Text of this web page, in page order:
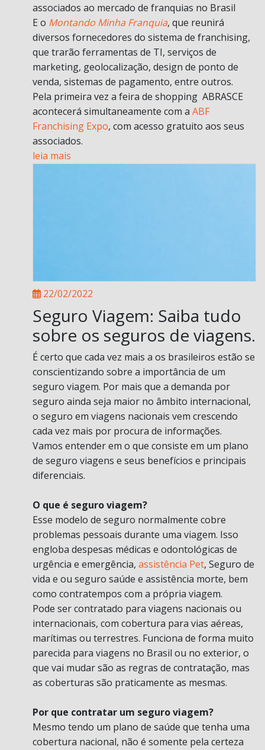
associados ao mercado de franquias no Brasil
E o Montando Minha Franquia, que reunirá
diversos fornecedores do sistema de franchising,
que trarão ferramentas de TI, serviços de
marketing, geolocalização, design de ponto de
venda, sistemas de pagamento, entre outros.
Pela primeira vez a feira de shopping ABRASCE
acontecerá simultaneamente com a ABF
Franchising Expo, com acesso gratuito aos seus
associados.
leia mais
22/02/2022
Seguro Viagem: Saiba tudo
sobre os seguros de viagens.
É certo que cada vez mais a os brasileiros estão se
conscientizando sobre a importância de um
seguro viagem. Por mais que a demanda por
seguro ainda seja maior no âmbito internacional,
o seguro em viagens nacionais vem crescendo
cada vez mais por procura de informações.
Vamos entender em o que consiste em um plano
de seguro viagens e seus benefícios e principais
diferenciais.
O que é seguro viagem?
Esse modelo de seguro normalmente cobre
problemas pessoais durante uma viagem. Isso
engloba despesas médicas e odontológicas de
urgência e emergência, assistência Pet, Seguro de
vida e ou seguro saúde e assistência morte, bem
como contratempos com a própria viagem.
Pode ser contratado para viagens nacionais ou
internacionais, com cobertura para vias aéreas,
marítimas ou terrestres. Funciona de forma muito
parecida para viagens no Brasil ou no exterior, o
que vai mudar são as regras de contratação, mas
as coberturas são praticamente as mesmas.
Por que contratar um seguro viagem?
Mesmo tendo um plano de saúde que tenha uma
cobertura nacional, não é somente pela certeza